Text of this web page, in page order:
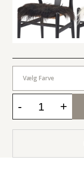
Vælg Farve
- +